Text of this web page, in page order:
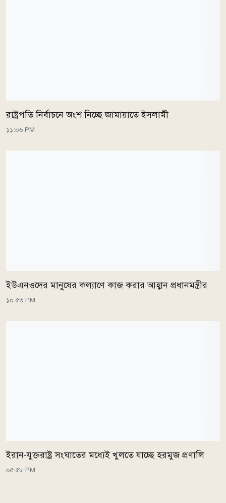
রাষ্ট্রপতি নির্বাচনে অংশ নিচ্ছে জামায়াতে ইসলামী
১১:০৬ PM
ইউএনওদের মানুষের কল্যাণে কাজ করার আহ্বান প্রধানমন্ত্রীর
১০:৫৩ PM
ইরান-যুক্তরাষ্ট্র সংঘাতের মধ্যেই খুলতে যাচ্ছে হরমুজ প্রণালি
০৫:৫৮ PM